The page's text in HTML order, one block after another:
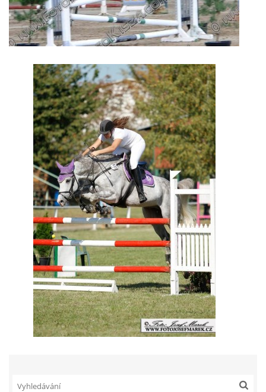
© 2026 eStránky.cz